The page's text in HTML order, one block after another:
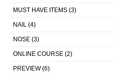
MUST HAVE ITEMS (3)
NAIL (4)
NOSE (3)
ONLINE COURSE (2)
PREVIEW(6)